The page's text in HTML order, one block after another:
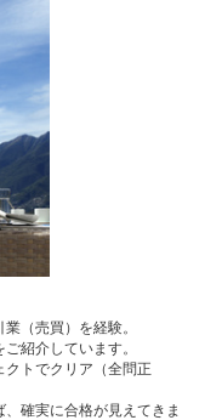
（売買）を経験。
紹介しています。
トでクリア（全問正
確実に合格が見えてきま